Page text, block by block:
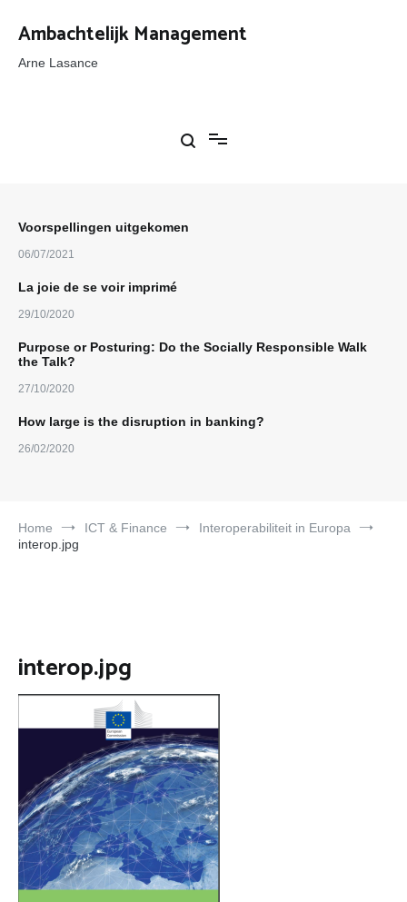
naar
inhoud
Ambachtelijk Management
Arne Lasance
Voorspellingen uitgekomen
06/07/2021
La joie de se voir imprimé
29/10/2020
Purpose or Posturing: Do the Socially Responsible Walk
the Talk?
27/10/2020
How large is the disruption in banking?
26/02/2020
Home ICT & Finance
Interoperabiliteit in Europa
interop.jpg
interop.jpg